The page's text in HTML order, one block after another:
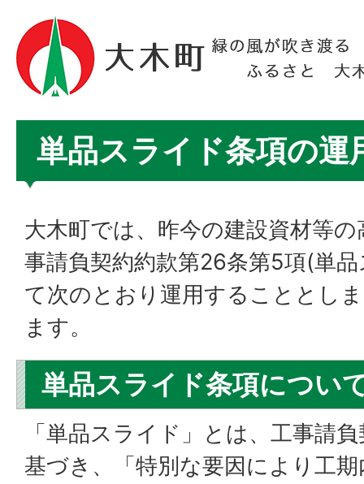
単品スライド条項の運
大木町では、昨今の建設資材等
事請負契約約款第26条第5項(単
て次のとおり運用することとし
ます。
単品スライド条項につい
「単品スライド」とは、工事請
基づき、「特別な要因により工